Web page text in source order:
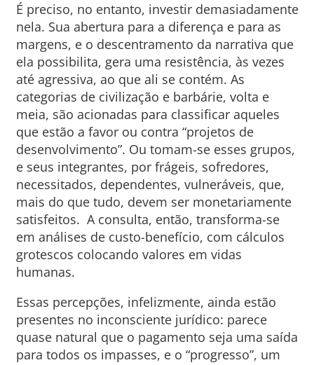
É preciso, no entanto, investir demasiadamente
nela. Sua abertura para a diferença e para as
margens, e o descentramento da narrativa que
ela possibilita, gera uma resistência, às vezes
até agressiva, ao que ali se contém. As
categorias de civilização e barbárie, volta e
meia, são acionadas para classificar aqueles
que estão a favor ou contra “projetos de
desenvolvimento”. Ou tomam-se esses grupos,
e seus integrantes, por frágeis, sofredores,
necessitados, dependentes, vulneráveis, que,
mais do que tudo, devem ser monetariamente
satisfeitos. A consulta, então, transforma-se
em análises de custo-benefício, com cálculos
grotescos colocando valores em vidas
humanas.
Essas percepções, infelizmente, ainda estão
presentes no inconsciente jurídico: parece
quase natural que o pagamento seja uma saída
para todos os impasses, e o “progresso”, um